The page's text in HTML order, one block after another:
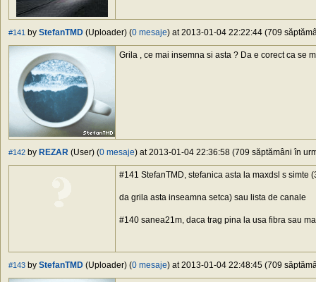
#141 by StefanTMD (Uploader) (0 mesaje) at 2013-01-04 22:22:44 (709
Grila , ce mai insemna si asta ? Da e corect ca se
#142 by REZAR (User) (0 mesaje) at 2013-01-04 22:36:58 (709 săptămâni în
#141 StefanTMD, stefanica asta la maxdsl s simte
da grila asta inseamna setca) sau lista de canale
#140 sanea21m, daca trag pina la usa fibra sau
#143 by StefanTMD (Uploader) (0 mesaje) at 2013-01-04 22:48:45 (709